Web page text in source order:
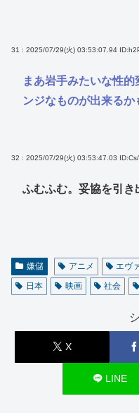
31 : 2025/07/29(火) 03:53:07.94
まあ岩手みたいな性
ンジなものが出来るか
32 : 2025/07/29(火) 03:53:47.03
ふむふむ。妥協を引き
嫌儲 アニメ エヴ
日本
映画 社会
X
LINE